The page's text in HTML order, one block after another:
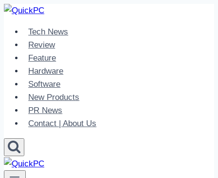
Skip
contentTech News
Review
Feature
Hardware
Software
New Products
PR News
Contact | About Us